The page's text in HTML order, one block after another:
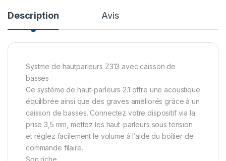
Description Avis
Systme de hautparleurs Z313 avec caisson de
basses
Ce système de haut-parleurs 2.1 offre une acoustique
équilibrée ainsi que des graves améliorés grâce à un
caisson de basses. Connectez votre dispositif via la
prise 3,5 mm, mettez les haut-parleurs sous tension
et réglez facilement le volume à l’aide du boîtier de
commande filaire.